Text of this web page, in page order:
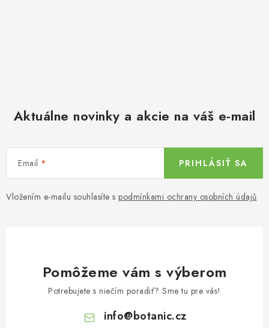
Aktuálne novinky a akcie na váš e-mail
Email
Vložením e-mailu souhlasíte s podmínkami ochrany osobních údajů
PRIHLÁSIŤ SA
Pomôžeme vám s výberom
Potrebujete s niečím poradiť? Sme tu pre vás!
info@botanic.cz